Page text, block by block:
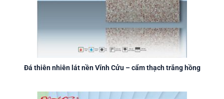
Đá thiên nhiên lát nền Vĩnh Cửu – cẩm thạch trắng hồng